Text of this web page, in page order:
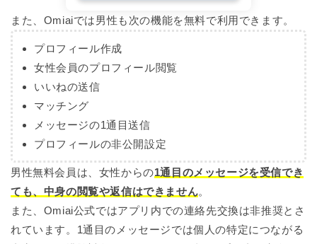
また、Omiaiでは男性も次の機能を無料で利用できます。
プロフィール作成
女性会員のプロフィール閲覧
いいねの送信
マッチング
メッセージの1通目送信
プロフィールの非公開設定
男性無料会員は、女性からの1通目のメッセージを受信でき
ても、中身の閲覧や返信はできません。
また、Omiai公式ではアプリ内での連絡先交換は非推奨とさ
れています。1通目のメッセージでは個人の特定につながる